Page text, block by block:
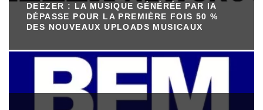
DEEZER : LA MUSIQUE GÉNÉRÉE PAR IA
DÉPASSE POUR LA PREMIÈRE FOIS 50 %
DES NOUVEAUX UPLOADS MUSICAUX